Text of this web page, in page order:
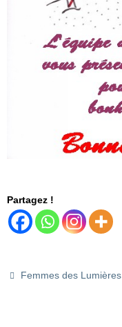
Partagez !
Femmes des Lumières